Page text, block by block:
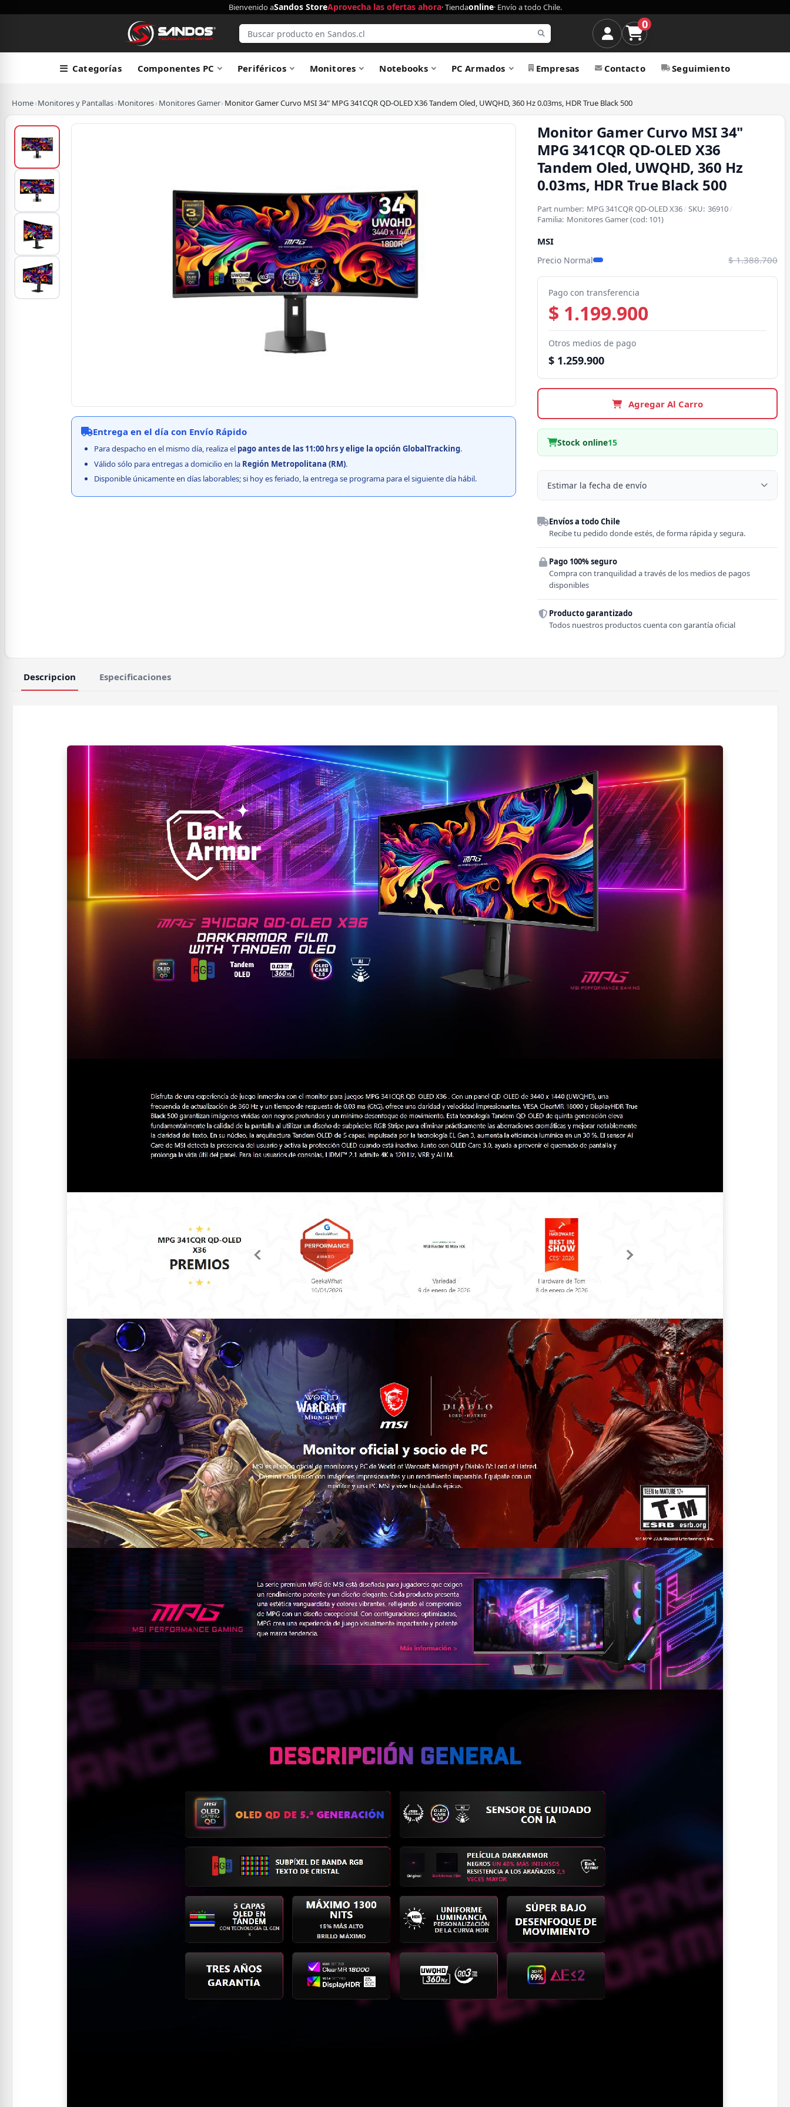
Bienvenido aSandos StoreAprovecha las ofertas ahora· Tiendaonline· Envío a todo Chile.
0
Categorías Componentes PC Periféricos Monitores Notebooks PC Armados Empresas Contacto Seguimiento
Home›Monitores y Pantallas›Monitores›Monitores Gamer›Monitor Gamer Curvo MSI 34" MPG 341CQR QD-OLED X36 Tandem Oled, UWQHD, 360 Hz 0.03ms, HDR True Black 500
Entrega en el día con Envío Rápido
Para despacho en el mismo día, realiza el pagoantes de las 11:00 hrs y elige la opción GlobalTracking.
Válido sólo para entregas a domicilio en la Región Metropolitana (RM).
Disponible únicamente en días laborables; si hoy es feriado, la entrega se programa para el siguiente día hábil.
Monitor Gamer Curvo MSI 34"
MPG 341CQR QD-OLED X36
Tandem Oled, UWQHD, 360 Hz
0.03ms, HDR True Black 500
Part number: MPG 341CQR QD-OLED X36/SKU: 36910/
Familia: Monitores Gamer(cod: 101)
MSI
Precio Normal $ 1.388.700
Pago con transferencia
$ 1.199.900
Otros medios de pago
$ 1.259.900
Agregar Al Carro
Stock online15
Estimar la fecha de envío
Región
Comuna
Envíos a todo Chile
Recibe tu pedido donde estés, de forma rápida y segura.
Pago 100% seguro
Compra con tranquilidad a través de los medios de pagos
disponibles
Producto garantizado
Todos nuestros productos cuenta con garantía oficial
Descripcion Especificaciones